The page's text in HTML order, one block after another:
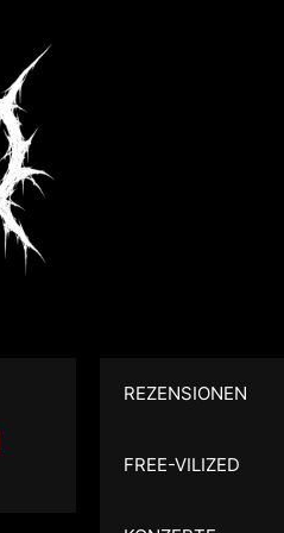
REZENSIONEN
FREE-VILIZED